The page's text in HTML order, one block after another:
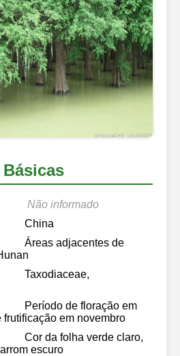
Não informado
China
Áreas adjacentes de
Taxodiaceae,
Período de floração em
em novembro
Cor da folha verde claro,
escuro